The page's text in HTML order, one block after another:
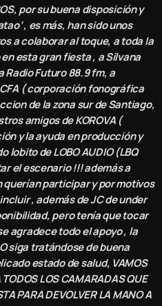
por su buena disposición y
, es más, han sido unos
a colaborar al toque, a toda la
esta gran fiesta , a Silvana
Radio Futuro 88.9 fm, a
( corporación fonográfica
de la zona sur de Santiago,
amigos de KOROVA (
y la ayuda en producción y
lobito de LOBO AUDIO (LBQ
el escenario !!! además a
querían participar y por motivos
, además de JC de under
pero tenía que tocar
agradece todo el apoyo , la
siga tratándose de buena
estado de salud, VAMOS
LOS CAMARADAS QUE
PARA DEVOLVER LA MANO A